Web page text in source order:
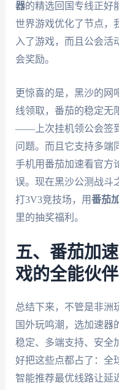
器的精选回国专线正好
世界游戏优化了节点，
入了游戏，而且公会活
会奖励。
更惊喜的是，黑沙的网
线领取，番茄的稳定无
——上次挂机领公会签
问题。而且它支持多端
手机用番茄加速看官方
误。现在黑沙公测战斗
打3V3竞技场，用番茄
里的抽奖福利。
五、番茄加
戏的全能伙伴
总结下来，不管是非洲
国外玩鸣潮，选加速器
稳定、多端支持、安全
好把这些点都占了：全
智能推荐最优线路让延